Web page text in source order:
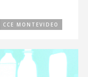
CCE MONTEVIDEO